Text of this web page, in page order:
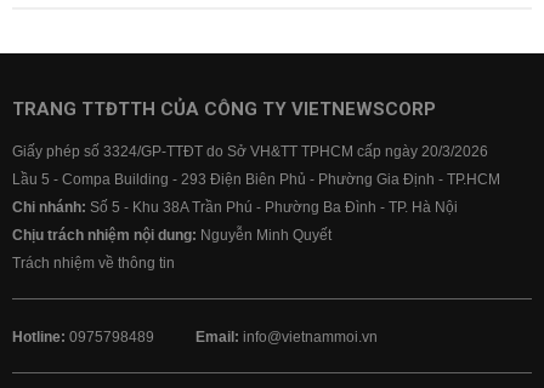
TRANG TTĐTTH CỦA CÔNG TY VIETNEWSCORP
Giấy phép số 3324/GP-TTĐT do Sở VH&TT TPHCM cấp ngày 20/3/2026
Lầu 5 - Compa Building - 293 Điện Biên Phủ - Phường Gia Định - TP.HCM
Chi nhánh: Số 5 - Khu 38A Trần Phú - Phường Ba Đình - TP. Hà Nội
Chịu trách nhiệm nội dung: Nguyễn Minh Quyết
Trách nhiệm về thông tin
Hotline: 0975798489 Email: info@vietnammoi.vn